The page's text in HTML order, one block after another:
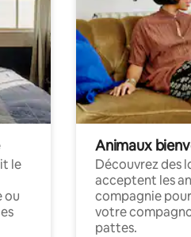
le
ou
Animaux
Découvrez des
acceptent les
compagnie
votre
pattes.